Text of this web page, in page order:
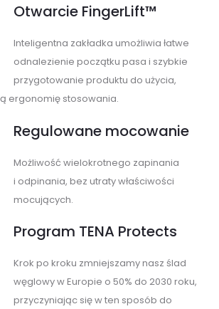
Otwarcie FingerLift™
Inteligentna zakładka umożliwia łatwe
odnalezienie początku pasa i szybkie
przygotowanie produktu do użycia,
ergonomię stosowania.
Regulowane mocowanie
Możliwość wielokrotnego zapinania
i odpinania, bez utraty właściwości
mocujących.
Program TENA Protects
Krok po kroku zmniejszamy nasz ślad
węglowy w Europie o 50% do 2030 roku,
przyczyniając się w ten sposób do